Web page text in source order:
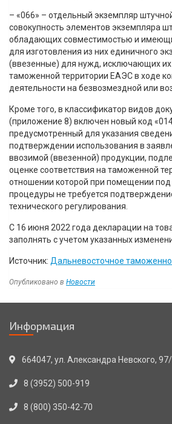
– «066» – отдельный экземпляр
совокупность элементов экземпляра
обладающих совместимостью и
для изготовления из них единичного
(ввезенные) для нужд, исключающих их
таможенной территории ЕАЭС в ходе
деятельности на безвозмездной или
Кроме того, в классификатор видов
(приложение 8) включен новый код
предусмотренный для указания
подтверждении использования в
ввозимой (ввезенной) продукции,
оценке соответствия на таможенной
отношении которой при помещении
процедуры не требуется
технического регулирования.
С 16 июня 2022 года декларации на
заполнять с учетом указанных
Источник: Дальневосточное
Опубликовано в Новости
по
Информация
664047, ул. Александра Невского, 97/
8 (3952) 500-919
8 (800) 350-42-70